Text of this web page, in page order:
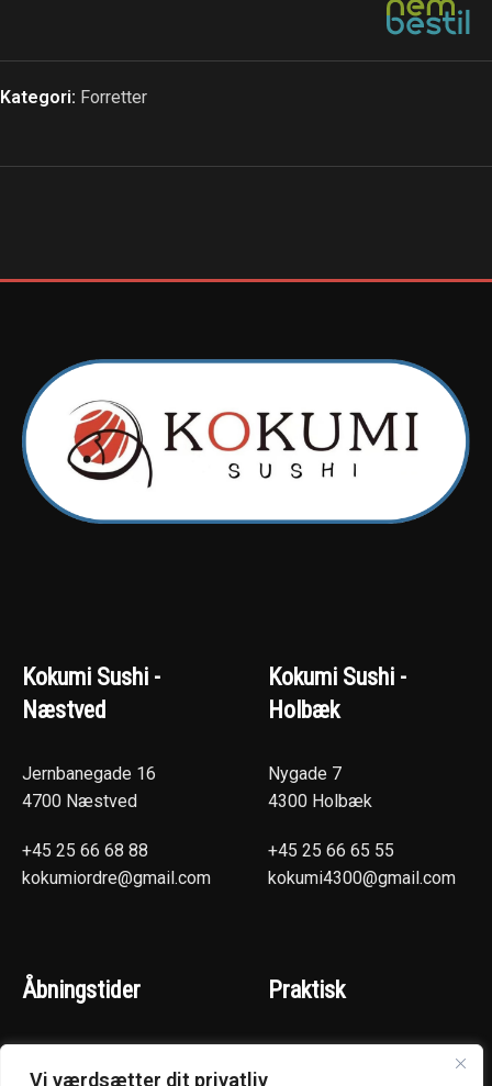
Vi værdsætter dit privatliv
Kategori: Forretter
Kokumi Sushi -
Næstved
Jernbanegade 16
4700 Næstved
+45 25 66 68 88
kokumiordre@gmail.com
Kokumi Sushi -
Holbæk
Nygade 7
4300 Holbæk
+45 25 66 65 55
kokumi4300@gmail.com
Åbningstider
Mandag - Torsdag :
Praktisk